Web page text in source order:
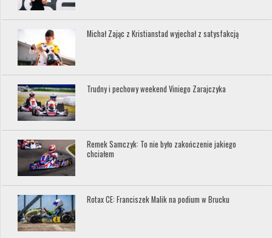
Michał Zając z Kristianstad wyjechał z satysfakcją
Trudny i pechowy weekend Viniego Zarajczyka
Remek Samczyk: To nie było zakończenie jakiego
chciałem
Rotax CE: Franciszek Malik na podium w Brucku